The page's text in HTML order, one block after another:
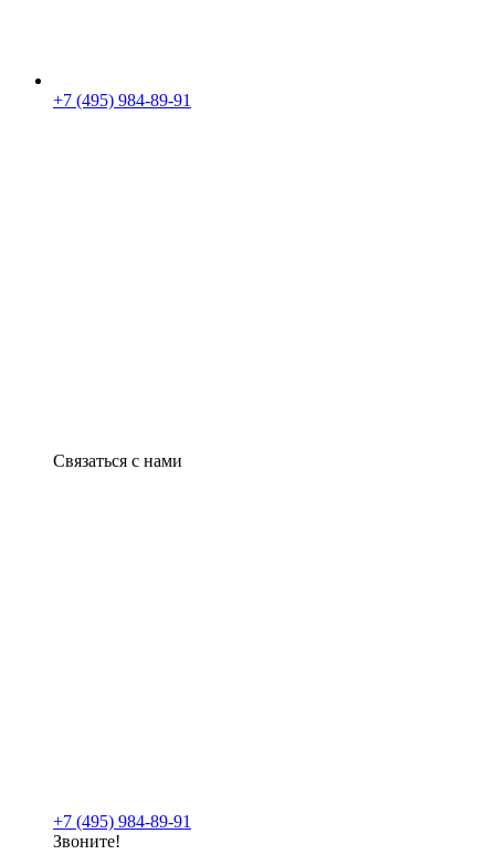
+7 (495) 984-89-91
Связаться с нами
+7 (495) 984-89-91
Звоните!